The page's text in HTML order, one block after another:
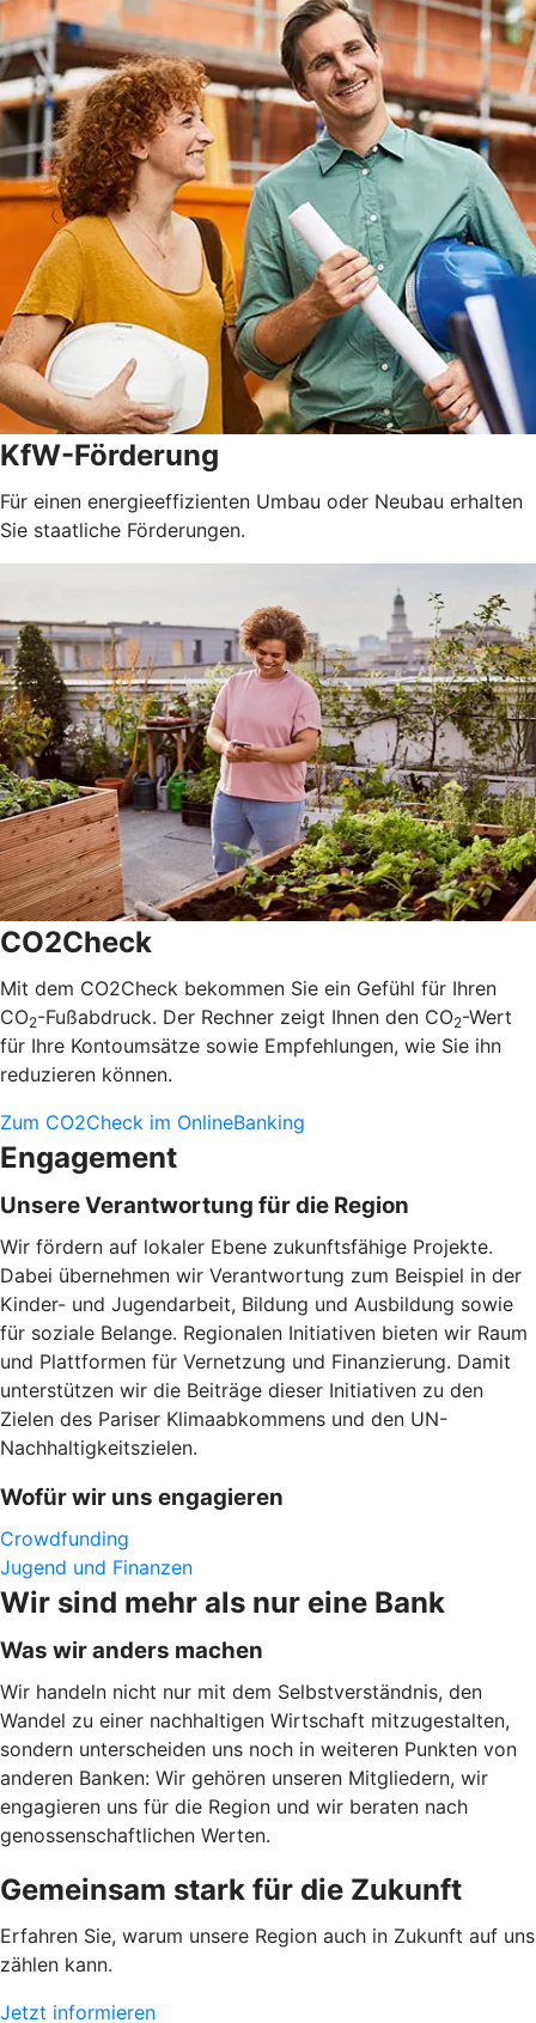
KfW-Förderung
Für einen energieeffizienten Umbau oder Neubau erhalten
Sie staatliche Förderungen.
CO2Check
Mit dem CO2Check bekommen Sie ein Gefühl für Ihren
CO2-Fußabdruck. Der Rechner zeigt Ihnen den CO2-Wert
für Ihre Kontoumsätze sowie Empfehlungen, wie Sie ihn
reduzieren können.
Zum CO2Check im OnlineBanking
Engagement
Unsere Verantwortung für die Region
Wir fördern auf lokaler Ebene zukunftsfähige Projekte.
Dabei übernehmen wir Verantwortung zum Beispiel in der
Kinder- und Jugendarbeit, Bildung und Ausbildung sowie
für soziale Belange. Regionalen Initiativen bieten wir Raum
und Plattformen für Vernetzung und Finanzierung. Damit
unterstützen wir die Beiträge dieser Initiativen zu den
Zielen des Pariser Klimaabkommens und den UN-
Nachhaltigkeitszielen.
Wofür wir uns engagieren
Crowdfunding
Jugend und Finanzen
Wir sind mehr als nur eine Bank
Was wir anders machen
Wir handeln nicht nur mit dem Selbstverständnis, den
Wandel zu einer nachhaltigen Wirtschaft mitzugestalten,
sondern unterscheiden uns noch in weiteren Punkten von
anderen Banken: Wir gehören unseren Mitgliedern, wir
engagieren uns für die Region und wir beraten nach
genossenschaftlichen Werten.
Gemeinsam stark für die Zukunft
Erfahren Sie, warum unsere Region auch in Zukunft auf uns
zählen kann.
Jetzt informieren